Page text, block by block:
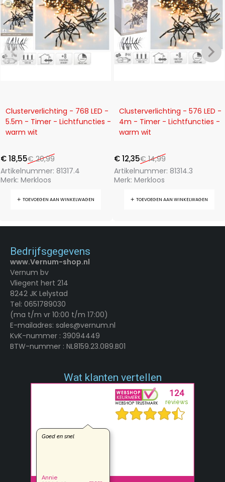
-12%
Clusterverlichting - 768 LED -
5.5m - Timer - Lichtfuncties -
warm wit
€20,99
€18,55
Artikelnummer: 81317.4
Merk:Merkloos
TOEVOEGEN AAN WINKELWAGEN
-18%
Clusterverlichting - 576 LED -
4m - Timer - Lichtfuncties -
warm wit
€14,99
€12,35
Artikelnummer: 81314.3
Merk:Merkloos
TOEVOEGEN AAN WINKELWAGEN
Bedrijfsgegevens
www.Vernum-shop.nl
Vernum bv
Vliegent hert 214
8242 JK Lelystad
Tel: 0651789030
(ma t/m vr 10:00 t/m 17:00)
E-mailadres: sales@vernum.nl
KvK-nummer : 39094449
BTW-nummer : NL8159.23.089.B01
Wat klanten vertellen